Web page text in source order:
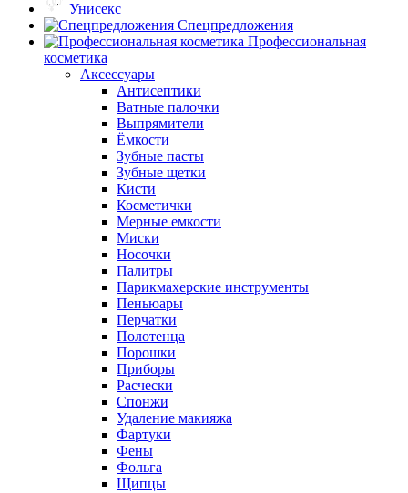
Унисекс
Спецпредложения
Профессиональная
косметика
Аксессуары
Антисептики
Ватные палочки
Выпрямители
Ёмкости
Зубные пасты
Зубные щетки
Кисти
Косметички
Мерные емкости
Миски
Носочки
Палитры
Парикмахерские инструменты
Пеньюары
Перчатки
Полотенца
Порошки
Приборы
Расчески
Спонжи
Удаление макияжа
Фартуки
Фены
Фольга
Щипцы